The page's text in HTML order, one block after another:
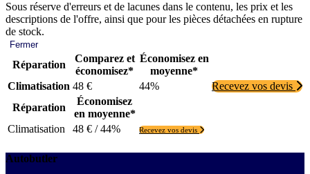
Sous réserve d'erreurs et de lacunes dans le contenu, les prix et les
descriptions de l'offre, ainsi que pour les pièces détachées en rupture
de stock.
Fermer
Réparation
Comparez et
économisez*
Économisez en
moyenne*
Climatisation 48 € 44%
Recevez vos devis
Réparation
Économisez
en moyenne*
Climatisation
48 € / 44% Recevez vos devis
Autobutler